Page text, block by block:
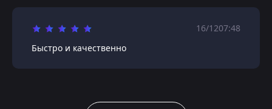
16/1207:48
Быстро и качественно